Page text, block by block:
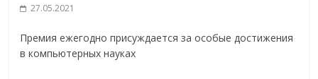
27.05.2021
Премия ежегодно присуждается за особые достижения
в компьютерных науках